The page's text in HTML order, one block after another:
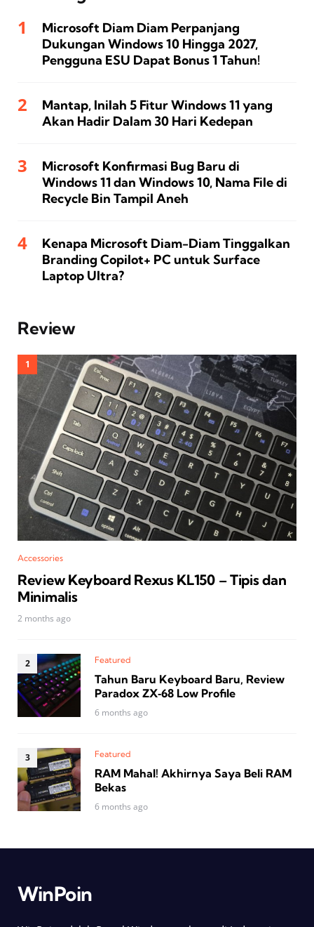
Microsoft Diam Diam Perpanjang
Dukungan Windows 10 Hingga 2027,
Pengguna ESU Dapat Bonus 1 Tahun!
Mantap, Inilah 5 Fitur Windows 11 yang
Akan Hadir Dalam 30 Hari Kedepan
Microsoft Konfirmasi Bug Baru di
Windows 11 dan Windows 10, Nama File di
Recycle Bin Tampil Aneh
Kenapa Microsoft Diam-Diam Tinggalkan
Branding Copilot+ PC untuk Surface
Laptop Ultra?
Review
Accessories
Review Keyboard Rexus KL150 – Tipis dan
Minimalis
2 months ago
Featured
Tahun Baru Keyboard Baru, Review
Paradox ZX‑68 Low Profile
6 months ago
Featured
RAM Mahal! Akhirnya Saya Beli RAM
Bekas
6 months ago
WinPoin